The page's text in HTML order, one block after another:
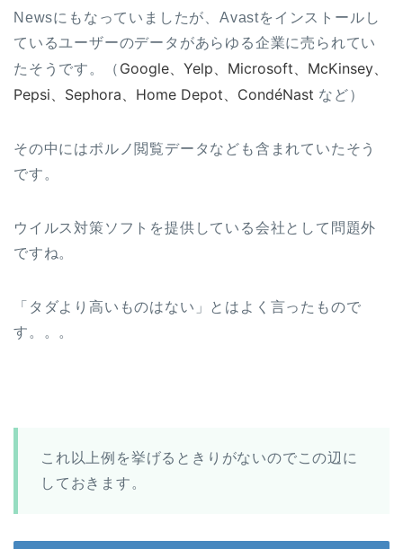
Newsにもなっていましたが、Avastをインストールし
ているユーザーのデータがあらゆる企業に売られてい
たそうです。（ Google、Yelp、Microsoft、McKinsey、
Pepsi、Sephora、Home Depot、CondéNast など）
その中にはポルノ閲覧データなども含まれていたそう
です。
ウイルス対策ソフトを提供している会社として問題外
ですね。
「タダより高いものはない」とはよく言ったもので
す。。。
これ以上例を挙げるときりがないのでこの辺に
しておきます。